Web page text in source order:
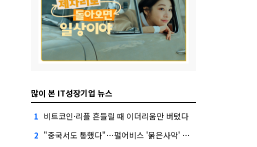
많이 본 IT성장기업 뉴스
1 비트코인·리플 흔들릴 때 이더리움만 버텼다
2 "중국서도 통했다"…펄어비스 '붉은사막' 최고 게임상